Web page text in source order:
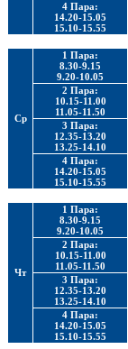
4 Пара:
14.20-15.05
15.10-15.55
Ср
1 Пара:
8.30-9.15
9.20-10.05
2 Пара:
10.15-11.00
11.05-11.50
3 Пара:
12.35-13.20
13.25-14.10
4 Пара:
14.20-15.05
15.10-15.55
Чт
1 Пара:
8.30-9.15
9.20-10.05
2 Пара:
10.15-11.00
11.05-11.50
3 Пара:
12.35-13.20
13.25-14.10
4 Пара:
14.20-15.05
15.10-15.55